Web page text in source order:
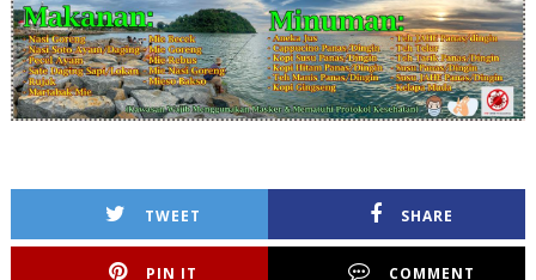
TWEET SHARE
PIN IT COMMENT